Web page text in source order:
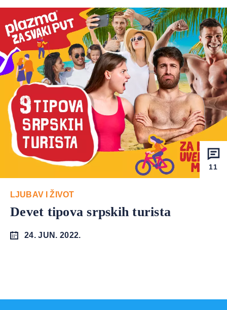
11
LJUBAV I ŽIVOT
Devet tipova srpskih turista
24. JUN. 2022.